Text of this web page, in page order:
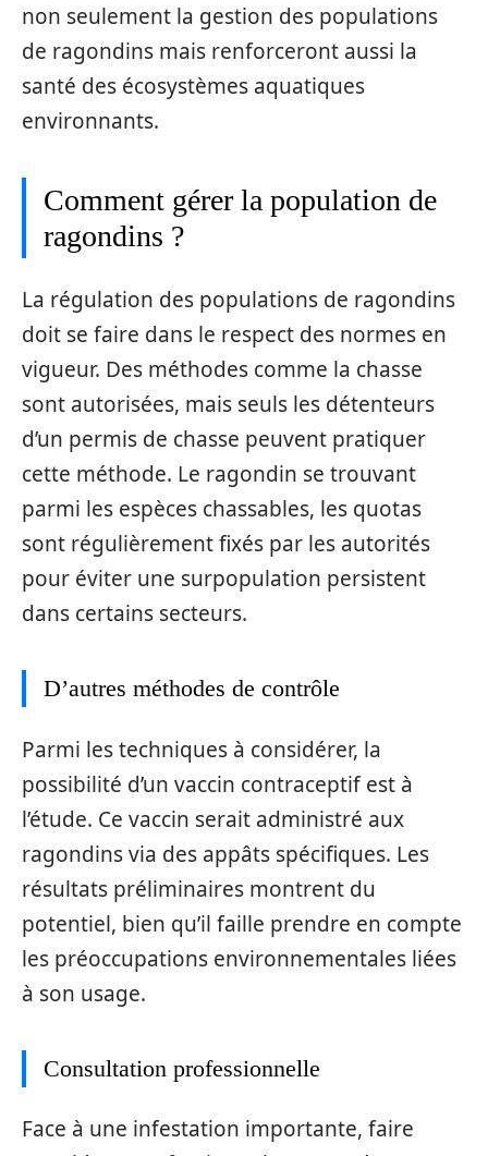
non seulement la gestion des populations
de ragondins mais renforceront aussi la
santé des écosystèmes aquatiques
environnants.
Comment gérer la population de
ragondins ?
La régulation des populations de ragondins
doit se faire dans le respect des normes en
vigueur. Des méthodes comme la chasse
sont autorisées, mais seuls les détenteurs
d’un permis de chasse peuvent pratiquer
cette méthode. Le ragondin se trouvant
parmi les espèces chassables, les quotas
sont régulièrement fixés par les autorités
pour éviter une surpopulation persistent
dans certains secteurs.
D’autres méthodes de contrôle
Parmi les techniques à considérer, la
possibilité d’un vaccin contraceptif est à
l’étude. Ce vaccin serait administré aux
ragondins via des appâts spécifiques. Les
résultats préliminaires montrent du
potentiel, bien qu’il faille prendre en compte
les préoccupations environnementales liées
à son usage.
Consultation professionnelle
Face à une infestation importante, faire